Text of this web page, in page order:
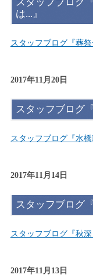
は...』
スタッフブログ『葬
2017年11月20日
スタッフブログ
スタッフブログ『水橋
2017年11月14日
スタッフブログ
スタッフブログ『秋深
2017年11月13日